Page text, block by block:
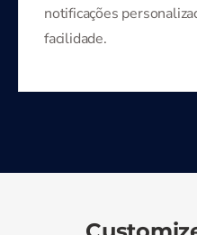
notificações
facilidade.